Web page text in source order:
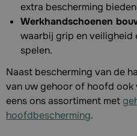
extra bescherming
Werkhandschoenen
waarbij grip en veiligheid
spelen.
Naast bescherming van de
van uw gehoor of hoofd ook
eens ons assortiment met
hoofdbescherming.